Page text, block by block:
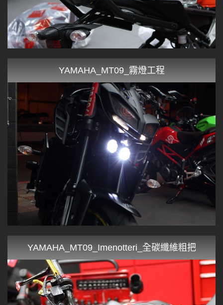
YAMAHA_MT09_霧燈工程
YAMAHA_MT09_Imenotteri_全碳纖維粗把